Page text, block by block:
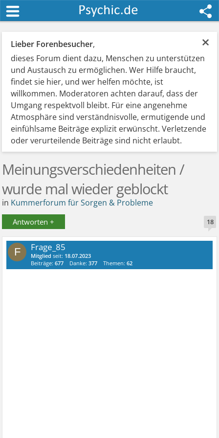
×
Lieber Forenbesucher,
dieses Forum dient dazu, Menschen zu unterstützen
und Austausch zu ermöglichen. Wer Hilfe braucht,
findet sie hier, und wer helfen möchte, ist
willkommen. Moderatoren achten darauf, dass der
Umgang respektvoll bleibt. Für eine angenehme
Atmosphäre sind verständnisvolle, ermutigende und
einfühlsame Beiträge explizit erwünscht. Verletzende
oder verurteilende Beiträge sind nicht erlaubt.
Meinungsverschiedenheiten /
wurde mal wieder geblockt
in Kummerforum für Sorgen & Probleme
Antworten + 18
F Frage_85
Mitglied seit: 18.07.2023
Beiträge:677 Danke:377 Themen:62